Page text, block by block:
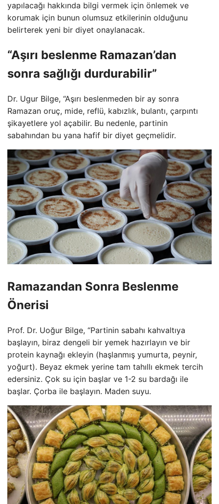
yapılacağı hakkında bilgi vermek için önlemek ve
korumak için bunun olumsuz etkilerinin olduğunu
belirterek yeni bir diyet onaylanacak.
“Aşırı beslenme Ramazan’dan
sonra sağlığı durdurabilir”
Dr. Ugur Bilge, “Aşırı beslenmeden bir ay sonra
Ramazan oruç, mide, reflü, kabızlık, bulantı, çarpıntı
şikayetlere yol açabilir. Bu nedenle, partinin
sabahından bu yana hafif bir diyet geçmelidir.
Ramazandan Sonra Beslenme
Önerisi
Prof. Dr. Uoğur Bilge, “Partinin sabahı kahvaltıya
başlayın, biraz dengeli bir yemek hazırlayın ve bir
protein kaynağı ekleyin (haşlanmış yumurta, peynir,
yoğurt). Beyaz ekmek yerine tam tahıllı ekmek tercih
edersiniz. Çok su için başlar ve 1-2 su bardağı ile
başlar. Çorba ile başlayın. Maden suyu.